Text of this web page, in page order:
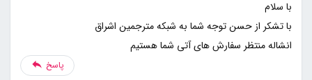
انشاله منتظر سفارش های آتی شما هستیم
پاسخ